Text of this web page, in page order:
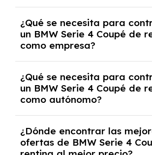
experto que te asesore.
y, en algunos casos, una
crediticia y un pago inicial.
¿Qué se necesita para
un BMW Serie 4 Coupé de
como empresa?
documentación financiera y, en
casos, un informe de solvencia
y un pago inicial.
¿Qué se necesita para
un BMW Serie 4 Coupé de
como autónomo?
autónomos, justificante de
algunos casos, un informe fiscal
¿Dónde encontrar las
ofertas de BMW Serie 4